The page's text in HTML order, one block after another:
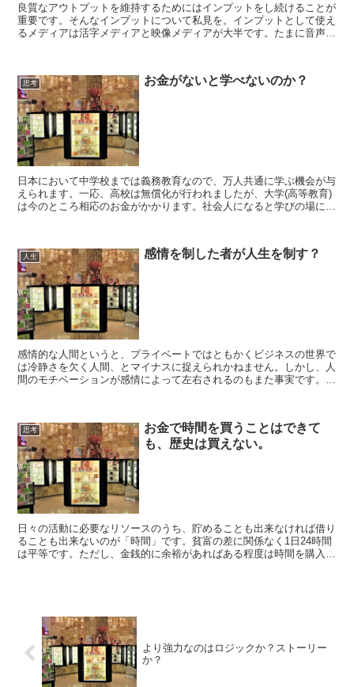
良質なアウトプットを維持するためにはインプットをし続けることが
重要です。そんなインプットについて私見を。インプットとして使え
るメディアは活字メディアと映像メディアが大半です。たまに音声オ
思考 お金がないと学べないのか？
日本において中学校までは義務教育なので、万人共通に学ぶ機会が与
えられます。一応、高校は無償化が行われましたが、大学(高等教育)
は今のところ相応のお金がかかります。社会人になると学びの場に行
人生 感情を制した者が人生を制す？
感情的な人間というと、プライベートではともかくビジネスの世界で
は冷静さを欠く人間、とマイナスに捉えられかねません。しかし、人
間のモチベーションが感情によって左右されるのもまた事実です。人
思考
お金で時間を買うことはできて
も、歴史は買えない。
日々の活動に必要なリソースのうち、貯めることも出来なければ借り
ることも出来ないのが「時間」です。貧富の差に関係なく1日24時間
は平等です。ただし、金銭的に余裕があればある程度は時間を購入す
より強力なのはロジックか？ストーリー
か？